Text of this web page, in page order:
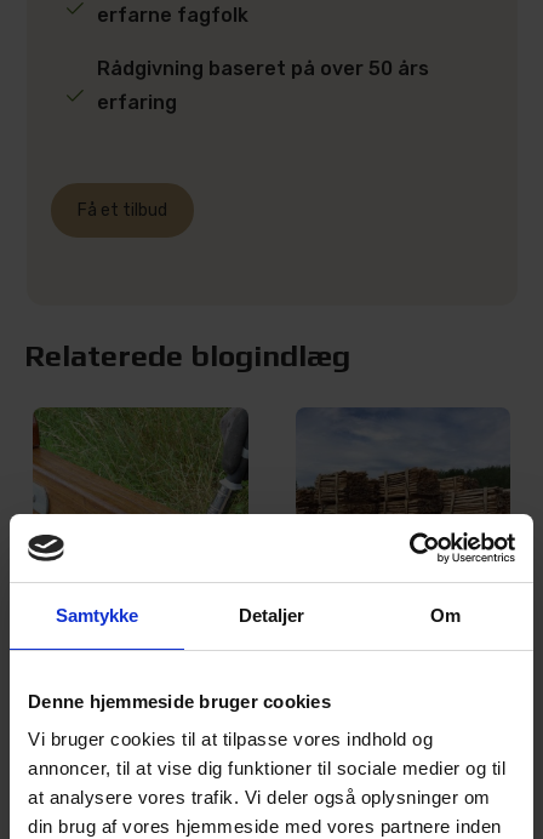
Samtykke Detaljer Om
Denne hjemmeside bruger cookies
Vi bruger cookies til at tilpasse vores indhold og
annoncer, til at vise dig funktioner til sociale medier og til
at analysere vores trafik. Vi deler også oplysninger om
din brug af vores hjemmeside med vores partnere inden
erfarne fagfolk
Rådgivning baseret på over 50 års
erfaring
Få et tilbud
Relaterede blogindlæg
Vedligeholdelse
og -hegn
Robinitræ